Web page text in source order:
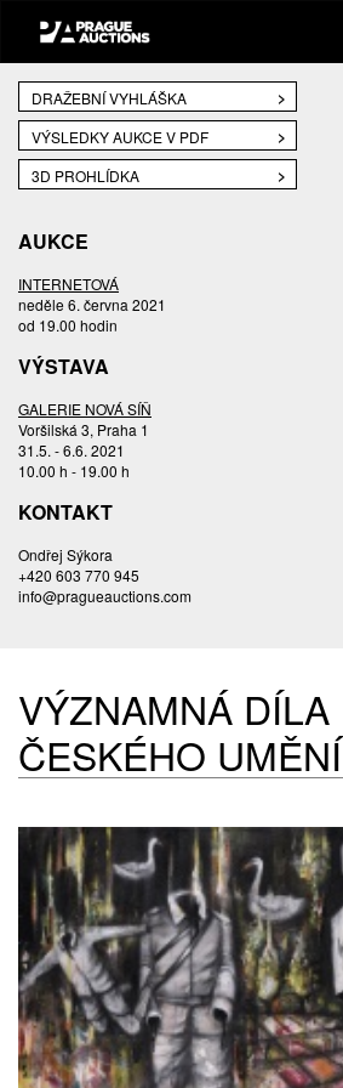
DRAŽEBNÍ VYHLÁŠKA
VÝSLEDKY AUKCE V PDF
3D PROHLÍDKA
AUKCE
INTERNETOVÁ
neděle 6. června 2021
od 19.00 hodin
VÝSTAVA
GALERIE NOVÁ SÍŇ
Voršilská 3, Praha 1
31.5. - 6.6. 2021
10.00 h - 19.00 h
KONTAKT
Ondřej Sýkora
+420 603 770 945
info@pragueauctions.com
VÝZNAMNÁ DÍLA
ČESKÉHO UMĚNÍ